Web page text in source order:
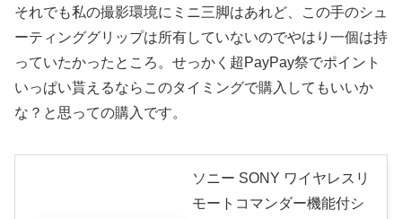
それでも私の撮影環境にミニ三脚はあれど、この手のシュ
ーティンググリップは所有していないのでやはり一個は持
っていたかったところ。せっかく超PayPay祭でポイント
いっぱい貰えるならこのタイミングで購入してもいいか
な？と思っての購入です。
ソニー SONY ワイヤレスリ
モートコマンダー機能付シ